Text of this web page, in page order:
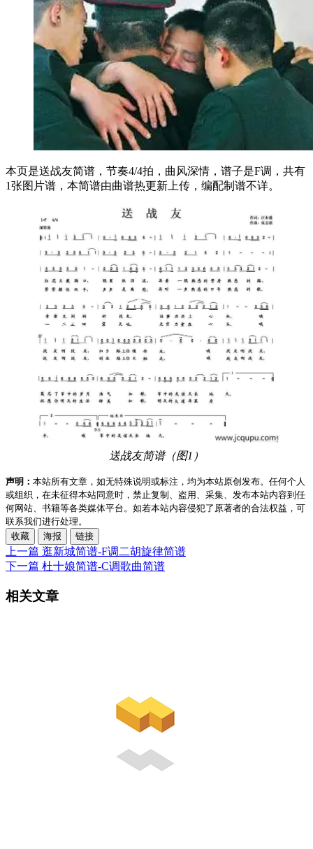
本页是送战友简谱，节奏4/4拍，曲风深情，谱子是F调，共有
1张图片谱，本简谱由曲谱热更新上传，编配制谱不详。
送战友简谱（图1）
声明： 本站所有文章，如无特殊说明或标注，均为本站原创发布。任何个人
或组织，在未征得本站同意时，禁止复制、盗用、采集、发布本站内容到任
何网站、书籍等各类媒体平台。如若本站内容侵犯了原著者的合法权益，可
联系我们进行处理。
收藏
海报 链接
上一篇 逛新城简谱-F调二胡旋律简谱
下一篇 杜十娘简谱-C调歌曲简谱
相关文章